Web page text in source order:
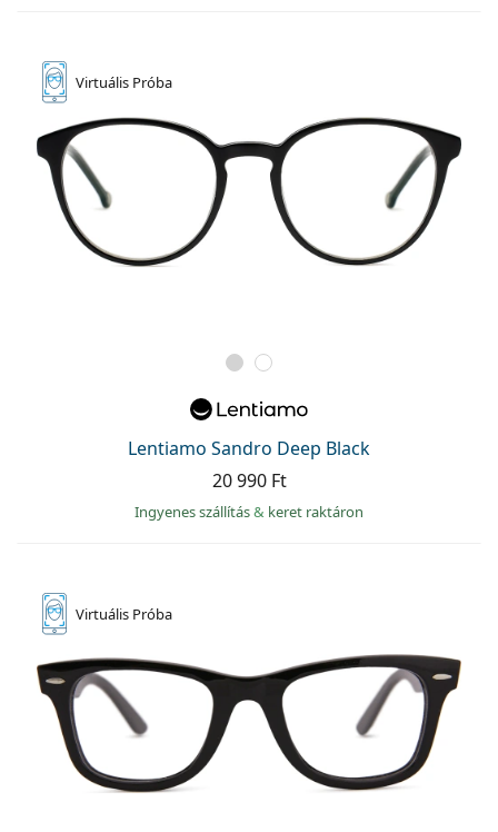
Virtuális Próba
Lentiamo Sandro Deep Black
20 990 Ft
Ingyenes szállítás& keret raktáron
Virtuális Próba